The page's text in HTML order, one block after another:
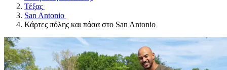
Τέξας
San Antonio
Κάρτες πόλης και πάσα στο San Antonio